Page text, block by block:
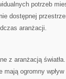
potrzeb
dostępnej
aranżacji.
z aranżacją
ogromny wpływ